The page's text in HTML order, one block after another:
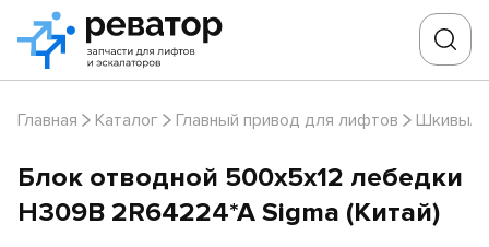
Главная Каталог Главный привод для лифтов Шкивы/
Блок отводной 500х5х12 лебедки
H309B 2R64224*A Sigma (Китай)